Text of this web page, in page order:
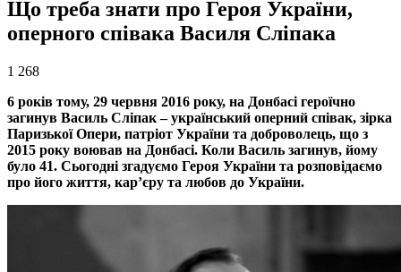
Що треба знати про Героя України,
оперного співака Василя Сліпака
1 268
6 років тому, 29 червня 2016 року, на Донбасі героїчно
загинув Василь Сліпак – український оперний співак, зірка
Паризької Опери, патріот України та доброволець, що з
2015 року воював на Донбасі. Коли Василь загинув, йому
було 41. Сьогодні згадуємо Героя України та розповідаємо
про його життя, кар’єру та любов до України.